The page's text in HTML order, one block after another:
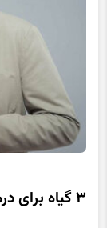
۳ گیاه برای درمان سرفه‌های مداوم